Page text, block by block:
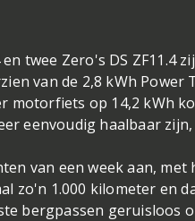
en twee Zero's DS
van de 2,8 kWh
motorfiets op 14,2 kWh
eenvoudig haalbaar
van een week aan,
zo'n 1.000 kilometer en
bergpassen geruisloos